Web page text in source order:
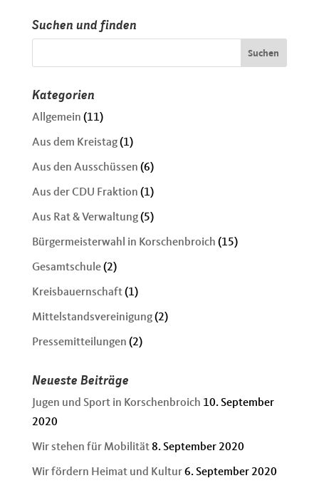
Suchen und finden
Kategorien
Allgemein (11)
Aus dem Kreistag(1)
Aus den Ausschüssen (6)
Aus der CDU Fraktion (1)
Aus Rat & Verwaltung(5)
Bürgermeisterwahl in Korschenbroich (15)
Gesamtschule(2)
Kreisbauernschaft(1)
Mittelstandsvereinigung(2)
Pressemitteilungen (2)
Neueste Beiträge
Jugen und Sport in Korschenbroich 10. September
2020
Wir stehen für Mobilität 8. September 2020
Wir fördern Heimat und Kultur 6. September 2020